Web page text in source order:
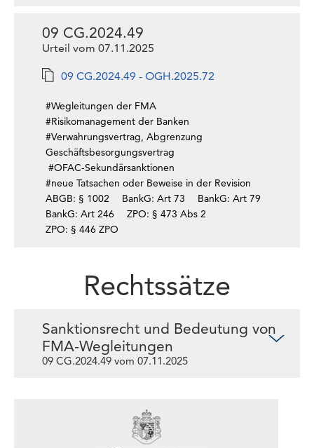
09 CG.2024.49
Urteil vom 07.11.2025
09 CG.2024.49 - OGH.2025.72
#Wegleitungen der FMA
#Risikomanagement der Banken
#Verwahrungsvertrag, Abgrenzung
Geschäftsbesorgungsvertrag
#OFAC-Sekundärsanktionen
#neue Tatsachen oder Beweise in der Revision
ABGB: § 1002
BankG: Art 73
BankG: Art 79
BankG: Art 246
ZPO: § 473 Abs 2
ZPO: § 446 ZPO
Rechtssätze
Sanktionsrecht und Bedeutung von
FMA-Wegleitungen
09 CG.2024.49 vom 07.11.2025